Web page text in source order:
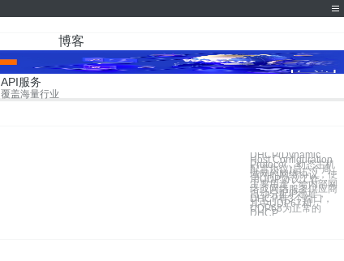
博客
API服务
覆盖海量行业
DHCP(Dynamic
Host Configuration
Protocol，动态主机
配置协议)是一个局
域网的网络协议，使
用UDP协议工作，
主要用途：给内部网
络或网络服务供应商
自动分配IP地址，
DHCP有3个端口，
其中UDP67和
UDP68为正常的
DHCP